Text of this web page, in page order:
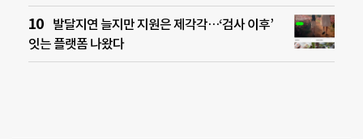
발달지연 늘지만 지원은 제각각…‘검사 이후’
잇는 플랫폼 나왔다